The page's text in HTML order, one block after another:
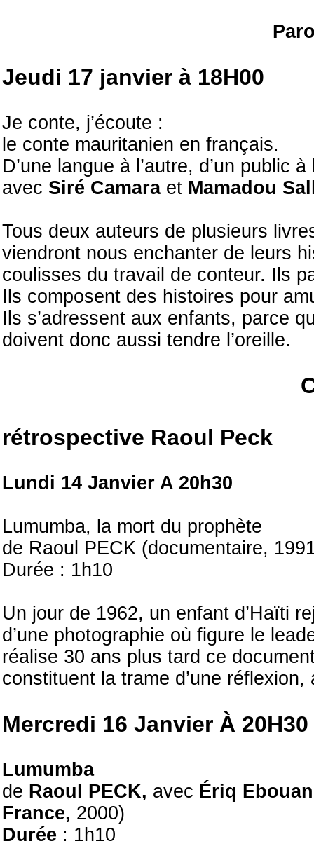
Jeudi 17 janvier à 18H00
Je conte, j’écoute :
le conte mauritanien en français.
D’une langue à l’autre, d’un public à
avec Siré Camaraet Mamadou
Tous deux auteurs de plusieurs
viendront nous enchanter de leurs
coulisses du travail de conteur. Ils
Ils composent des histoires pour
Ils s’adressent aux enfants, parce
doivent donc aussi tendre l’oreille.
rétrospective Raoul Peck
Lundi 14 Janvier A 20h30
Lumumba, la mort du prophète
de Raoul PECK (documentaire,
Durée : 1h10
Un jour de 1962, un enfant d’Haïti
d’une photographie où figure le
réalise 30 ans plus tard ce
constituent la trame d’une
Mercredi 16 Janvier À 20H30
Lumumba
de Raoul PECK, avec Ériq
France, 2000)
Durée : 1h10